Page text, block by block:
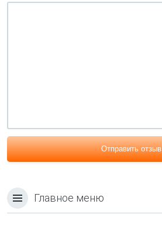
Отправить отзыв
Главное меню